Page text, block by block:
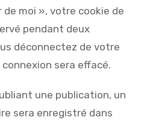
de moi », votre cookie de
pendant deux
déconnectez de votre
sera effacé.
une publication, un
sera enregistré dans